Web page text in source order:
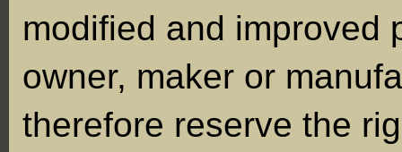
modified and improved
owner, maker or
therefore reserve the